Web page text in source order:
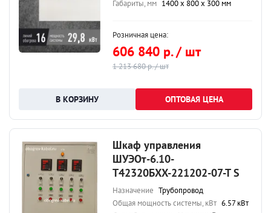
Габариты, мм 1400 х 800 х 300 мм
Розничная цена:
606 840 р. / шт
1 213 680 р. / шт
ОПТОВАЯ ЦЕНА
Шкаф управления
ШУЭОт-6.10-
Т42320БХХ-221202-07-Т S
Назначение Трубопровод
Общая мощность системы, кВт 6.57 кВт